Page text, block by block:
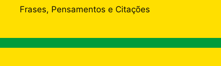
Frases, Pensamentos e Citações